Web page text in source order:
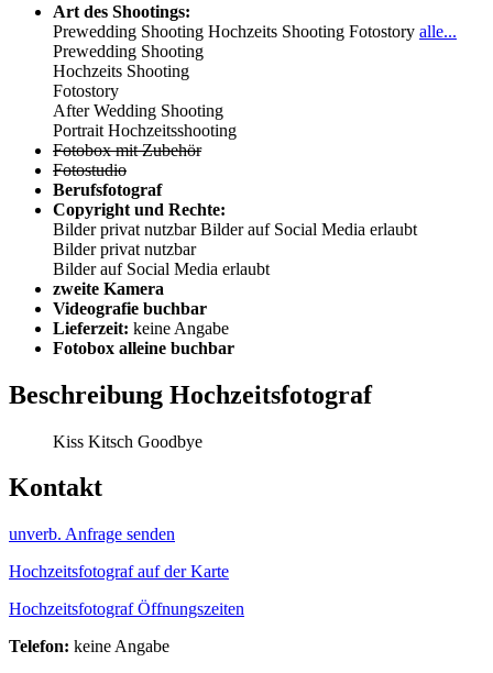
Art des Shootings:
Prewedding Shooting Hochzeits Shooting Fotostory alle...
Prewedding Shooting
Hochzeits Shooting
Fotostory
After Wedding Shooting
Portrait Hochzeitsshooting
Fotobox mit Zubehör
Fotostudio
Berufsfotograf
Copyright und Rechte:
Bilder privat nutzbarBilder auf Social Media erlaubt
Bilder privat nutzbar
Bilder auf Social Media erlaubt
zweite Kamera
Videografie buchbar
Lieferzeit: keine Angabe
Fotobox alleine buchbar
Beschreibung Hochzeitsfotograf
Kiss Kitsch Goodbye
Kontakt
unverb. Anfrage senden
Hochzeitsfotograf auf der Karte
Hochzeitsfotograf Öffnungszeiten
Telefon: keine Angabe